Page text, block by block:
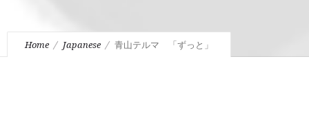
Home Japanese 青山テルマ 「ずっと」